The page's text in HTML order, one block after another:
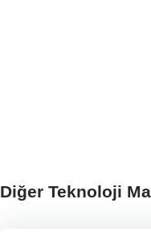
Diğer Teknoloji